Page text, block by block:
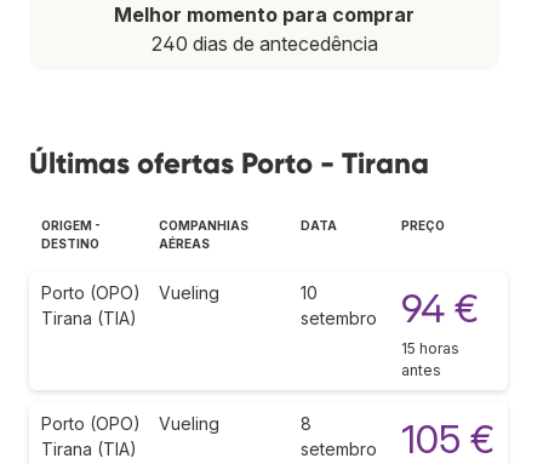
Melhor momento para comprar
240 dias de antecedência
Últimas ofertas Porto - Tirana
ORIGEM -
DESTINO
COMPANHIAS
AÉREAS
DATA PREÇO
Porto (OPO)
Tirana (TIA)
Vueling
10
setembro
94 €
15 horas
antes
Porto (OPO)
Tirana (TIA)
Vueling
8
setembro
105 €